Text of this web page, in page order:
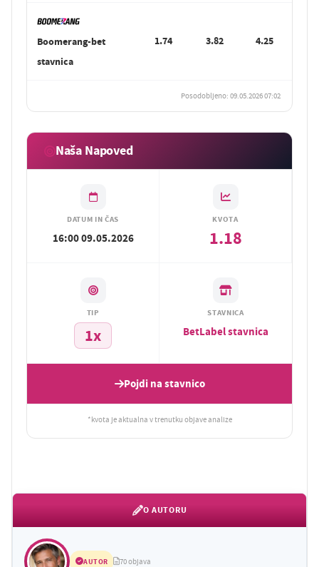
Boomerang-bet
stavnica
1.74 3.82 4.25
Posodobljeno: 09.05.2026 07:02
Naša Napoved
DATUM IN ČAS
16:00 09.05.2026
KVOTA
1.18
TIP
1x
STAVNICA
BetLabel stavnica
Pojdi na stavnico
*kvota je aktualna v trenutku objave analize
O AUTORU
AUTOR 70 objava